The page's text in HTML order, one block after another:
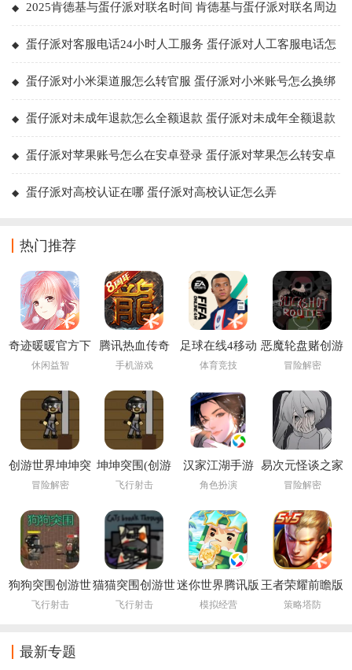
2025肯德基与蛋仔派对联名时间 肯德基与蛋仔派对联名周边
是什么怎么获得
蛋仔派对客服电话24小时人工服务 蛋仔派对人工客服电话怎
么接通人工
蛋仔派对小米渠道服怎么转官服 蛋仔派对小米账号怎么换绑
蛋仔派对未成年退款怎么全额退款 蛋仔派对未成年全额退款
流程
蛋仔派对苹果账号怎么在安卓登录 蛋仔派对苹果怎么转安卓
教程
蛋仔派对高校认证在哪 蛋仔派对高校认证怎么弄
热门推荐
奇迹暖暖官方下
载最新版
休闲益智
腾讯热血传奇
手机游戏
足球在线4移动
版下载安装
M)
体育竞技
恶魔轮盘赌创游
版(创游世界)
冒险解密
创游世界坤坤突
围小游戏
冒险解密
坤坤突围(创游
世界)
飞行射击
汉家江湖手游
角色扮演
易次元怪谈之家
下载正版官方手
冒险解密
狗狗突围创游世
界
飞行射击
猫猫突围创游世
界
飞行射击
迷你世界腾讯版
应用宝版
模拟经营
王者荣耀前瞻版
体验服下载
策略塔防
最新专题